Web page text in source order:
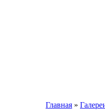
Главная »